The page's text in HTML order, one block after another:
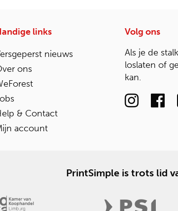
links
nieuws
ons
& Contact
account
Volg ons
Als je de
loslaten of
kan.
PrintSimple is trots lid